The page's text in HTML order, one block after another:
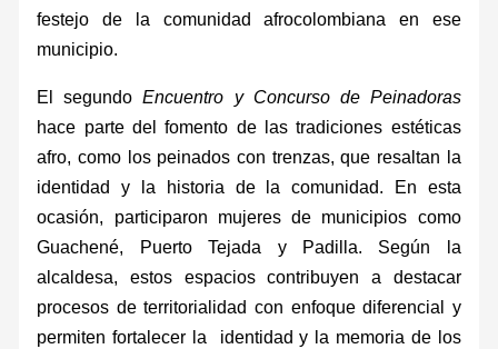
festejo de la comunidad afrocolombiana en ese
municipio.
El segundoEncuentro y Concurso de Peinadoras
hace parte del fomento de las tradiciones estéticas
afro, como los peinados con trenzas, que resaltan la
identidad y la historia de la comunidad. En esta
ocasión, participaron mujeres de municipios como
Guachené, Puerto Tejada y Padilla. Según la
alcaldesa, estos espacios contribuyen a destacar
procesos de territorialidad con enfoque diferencial y
permiten fortalecer la identidad y la memoria de los